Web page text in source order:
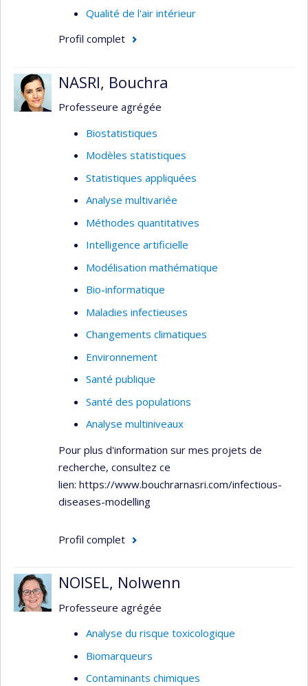
Qualité de l'air intérieur
Profil complet
NASRI, Bouchra
Professeure agrégée
Biostatistiques
Modèles statistiques
Statistiques appliquées
Analyse multivariée
Méthodes quantitatives
Intelligence artificielle
Modélisation mathématique
Bio-informatique
Maladies infectieuses
Changements climatiques
Environnement
Santé publique
Santé des populations
Analyse multiniveaux
Pour plus d'information sur mes projets de
recherche, consultez ce
lien: https://www.bouchrarnasri.com/infectious-
diseases-modelling
Profil complet
NOISEL, Nolwenn
Professeure agrégée
Analyse du risque toxicologique
Biomarqueurs
Contaminants chimiques